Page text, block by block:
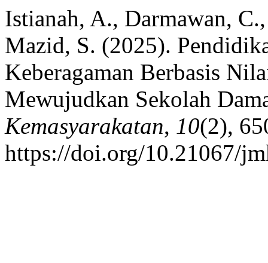
Istianah, A., Darmawan,
Mazid, S. (2025).
Keberagaman Berbasis
Mewujudkan Sekolah
Kemasyarakatan, 10(2),
https://doi.org/10.21067/